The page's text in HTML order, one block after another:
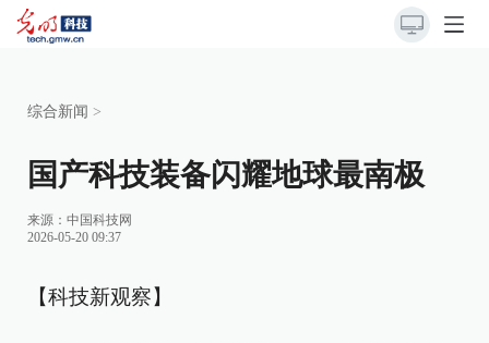
综合新闻 >
国产科技装备闪耀地球最南极
来源： 中国科技网
2026-05-20 09:37
【科技新观察】